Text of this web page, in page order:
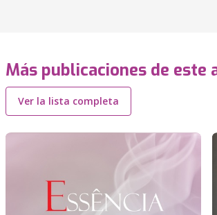
Más publicaciones de este
Ver la lista completa